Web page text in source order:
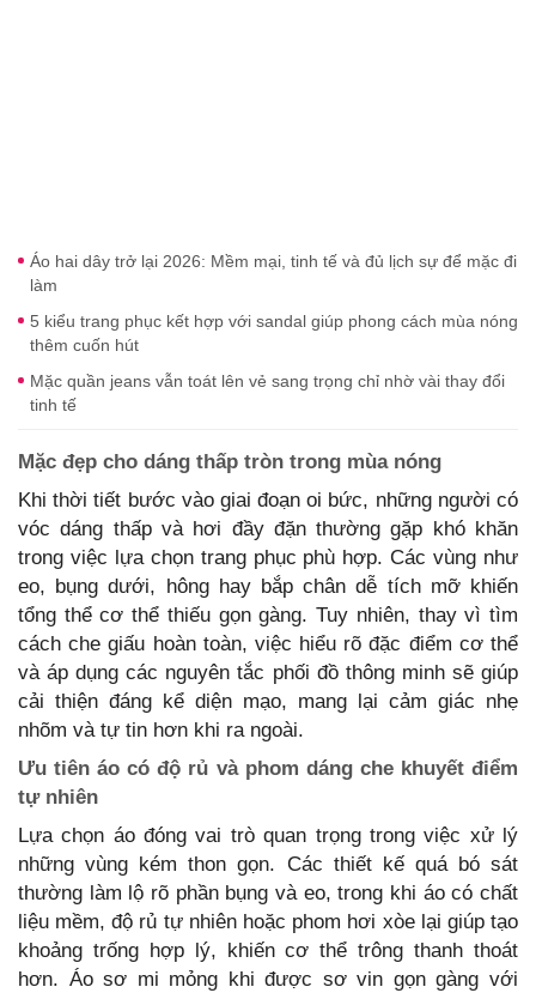
Áo hai dây trở lại 2026: Mềm mại, tinh tế và đủ lịch sự để mặc đi
làm
5 kiểu trang phục kết hợp với sandal giúp phong cách mùa nóng
thêm cuốn hút
Mặc quần jeans vẫn toát lên vẻ sang trọng chỉ nhờ vài thay đổi
tinh tế
Mặc đẹp cho dáng thấp tròn trong mùa nóng
Khi thời tiết bước vào giai đoạn oi bức, những người có
vóc dáng thấp và hơi đầy đặn thường gặp khó khăn
trong việc lựa chọn trang phục phù hợp. Các vùng như
eo, bụng dưới, hông hay bắp chân dễ tích mỡ khiến
tổng thể cơ thể thiếu gọn gàng. Tuy nhiên, thay vì tìm
cách che giấu hoàn toàn, việc hiểu rõ đặc điểm cơ thể
và áp dụng các nguyên tắc phối đồ thông minh sẽ giúp
cải thiện đáng kể diện mạo, mang lại cảm giác nhẹ
nhõm và tự tin hơn khi ra ngoài.
Ưu tiên áo có độ rủ và phom dáng che khuyết điểm
tự nhiên
Lựa chọn áo đóng vai trò quan trọng trong việc xử lý
những vùng kém thon gọn. Các thiết kế quá bó sát
thường làm lộ rõ phần bụng và eo, trong khi áo có chất
liệu mềm, độ rủ tự nhiên hoặc phom hơi xòe lại giúp tạo
khoảng trống hợp lý, khiến cơ thể trông thanh thoát
hơn. Áo sơ mi mỏng khi được sơ vin gọn gàng với